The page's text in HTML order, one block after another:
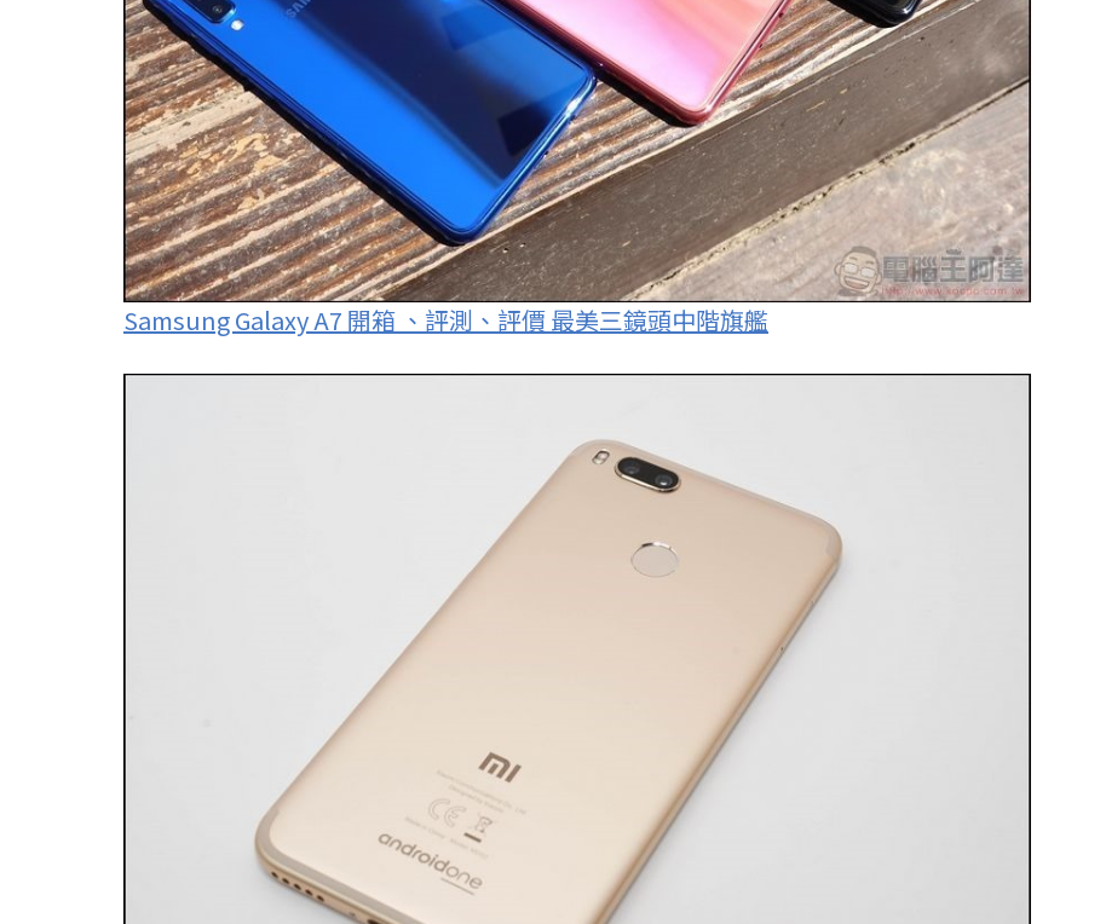
Samsung Galaxy A7 開箱 、評測、評價 最美三鏡頭中階旗艦